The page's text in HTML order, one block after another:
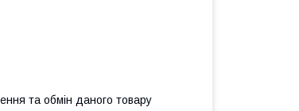
та обмін даного товару